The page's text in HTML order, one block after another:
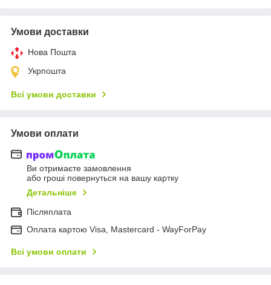
Умови доставки
Нова Пошта
Укрпошта
Всі умови доставки
Умови оплати
Ви отримаєте замовлення
або гроші повернуться на вашу картку
Детальніше
Післяплата
Оплата картою Visa, Mastercard - WayForPay
Всі умови оплати